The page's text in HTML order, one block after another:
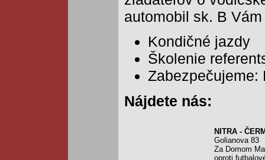
automobil sk. B
Kondičné jazdy
Školenie
Zabezpečujeme:
Nájdete nás:
NITRA -
Golianova 83
Za Domom
oproti